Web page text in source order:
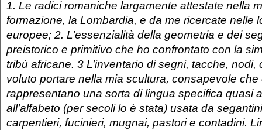
1. Le radici romaniche largamente attestate nella
formazione, la Lombardia, e da me ricercate nelle
europee; 2. L’essenzialità della geometria e dei
preistorico e primitivo che ho confrontato con la
tribù africane. 3 L’inventario di segni, tacche,
voluto portare nella mia scultura, consapevole che
rappresentano una sorta di lingua specifica quasi
all’alfabeto (per secoli lo è stata) usata da
carpentieri, fucinieri, mugnai, pastori e contadini.